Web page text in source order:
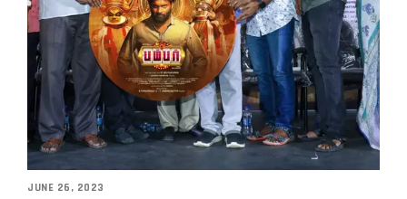
JUNE 26, 2023